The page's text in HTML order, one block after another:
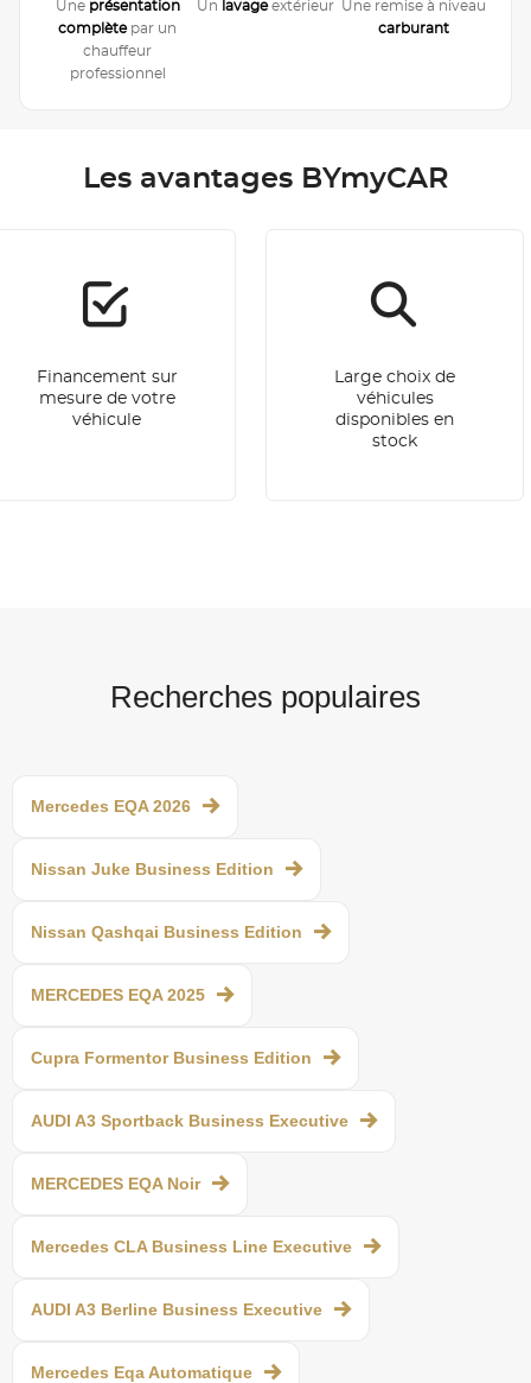
Une présentation
complètepar un
chauffeur
professionnel
Un lavageextérieur Une remise à niveau
carburant
Les avantages BYmyCAR
Financement sur
mesure de votre
véhicule
Large choix de
véhicules
disponibles en
stock
Recherches populaires
Mercedes EQA 2026
Nissan Juke Business Edition
Nissan Qashqai Business Edition
MERCEDES EQA 2025
Cupra Formentor Business Edition
AUDI A3 Sportback Business Executive
MERCEDES EQA Noir
Mercedes CLA Business Line Executive
AUDI A3 Berline Business Executive
Mercedes Eqa Automatique